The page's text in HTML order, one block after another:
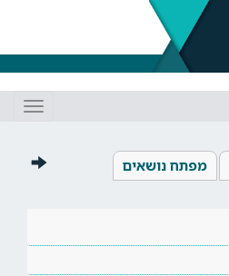
מפתח נושאים